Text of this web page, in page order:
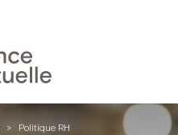
> Politique RH